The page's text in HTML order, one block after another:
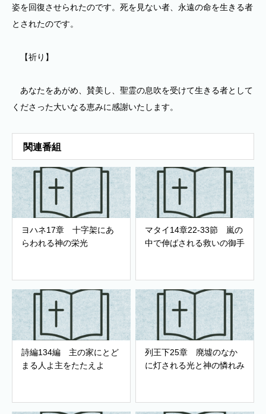
姿を回復させられたのです。死を見ない者、永遠の命を生きる者
とされたのです。
【祈り】
あなたをあがめ、賛美し、聖霊の息吹を受けて生きる者として
くださった大いなる恵みに感謝いたします。
関連番組
ヨハネ17章 十字架にあ
らわれる神の栄光
マタイ14章22-33節 嵐の
中で伸ばされる救いの御手
詩編134編 主の家にとど
まる人よ主をたたえよ
列王下25章 廃墟のなか
に灯される光と神の憐れみ